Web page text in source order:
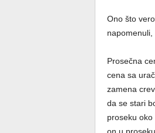
Ono što
napomenuli,
Prosečna
cena sa
zamena
da se stari
proseku